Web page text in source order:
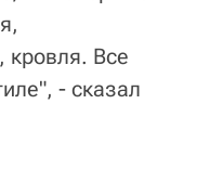
кровля. Все
- сказал